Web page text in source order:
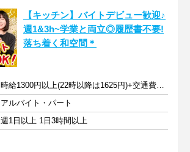
【キッチン】バイトデビュー歓迎♪
週1&3h~学業と両立◎履歴書不要!
落ち着く和空間＊
時給1300円以上(22時以降は1625円)+交通費規定内支給
アルバイト・パート
週1日以上 1日3時間以上